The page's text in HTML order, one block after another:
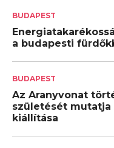
BUDAPEST
a budapesti
BUDAPEST
Az Aranyvonat
születését mutatja
kiállítása